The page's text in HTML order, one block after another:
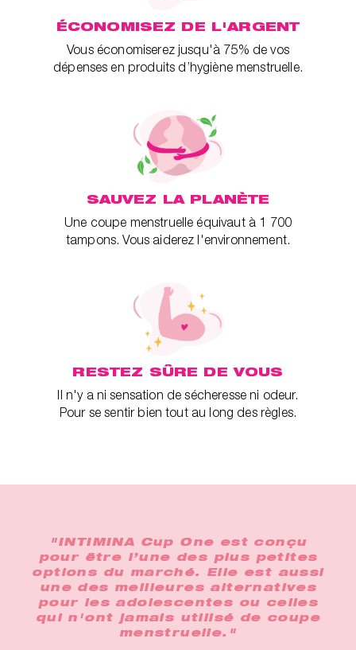
ÉCONOMISEZ DE L'ARGENT
Vous économiserez jusqu'à 75% de vos
dépenses en produits d’hygiène menstruelle.
SAUVEZ LA PLANÈTE
Une coupe menstruelle équivaut à 1 700
tampons. Vous aiderez l'environnement.
RESTEZ SÛRE DE VOUS
Il n'y a ni sensation de sécheresse ni odeur.
Pour se sentir bien tout au long des règles.
"INTIMINA Cup One est conçu
pour être l’une des plus petites
options du marché. Elle est aussi
une des meilleures alternatives
pour les adolescentes ou celles
qui n'ont jamais utilisé de coupe
menstruelle."